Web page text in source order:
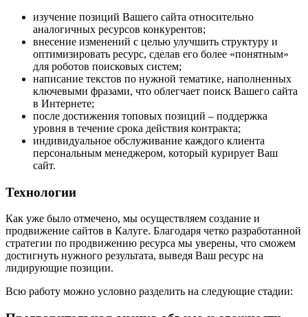
изучение позиций Вашего сайта относительно
аналогичных ресурсов конкурентов;
внесение изменений с целью улучшить структуру и
оптимизировать ресурс, сделав его более «понятным»
для роботов поисковых систем;
написание текстов по нужной тематике, наполненных
ключевыми фразами, что облегчает поиск Вашего сайта
в Интернете;
после достижения топовых позиций – поддержка
уровня в течение срока действия контракта;
индивидуальное обслуживание каждого клиента
персональным менеджером, который курирует Ваш
сайт.
Технологии
Как уже было отмечено, мы осуществляем создание и
продвижение сайтов в Калуге. Благодаря четко разработанной
стратегии по продвижению ресурса мы уверены, что сможем
достигнуть нужного результата, выведя Ваш ресурс на
лидирующие позиции.
Всю работу можно условно разделить на следующие стадии: